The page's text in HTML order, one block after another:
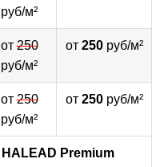
руб/м²
от250
руб/м²
от 250руб/м²
от250
руб/м²
от 250руб/м²
HALEAD Premium